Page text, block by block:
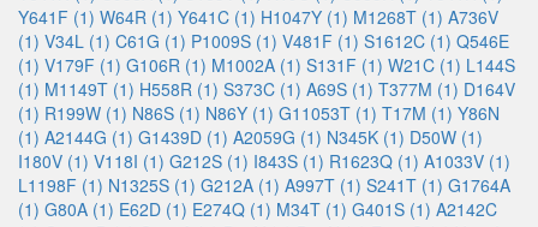
Y641F (1) W64R (1) Y641C (1) H1047Y (1) M1268T (1) A736V
(1) V34L (1) C61G (1) P1009S (1) V481F (1) S1612C (1) Q546E
(1) V179F (1) G106R (1) M1002A (1) S131F (1) W21C (1) L144S
(1) M1149T (1) H558R (1) S373C (1) A69S (1) T377M (1) D164V
(1) R199W (1) N86S (1) N86Y (1) G11053T (1) T17M (1) Y86N
(1) A2144G (1) G1439D (1) A2059G (1) N345K (1) D50W (1)
I180V (1) V118I (1) G212S (1) I843S (1) R1623Q (1) A1033V (1)
L1198F (1) N1325S (1) G212A (1) A997T (1) S241T (1) G1764A
(1) G80A (1) E62D (1) E274Q (1) M34T (1) G401S (1) A2142C